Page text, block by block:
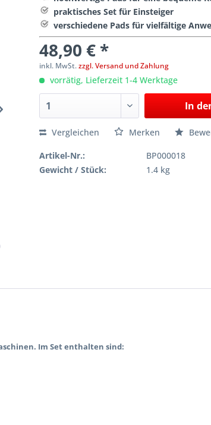
praktisches Set für Einsteiger
verschiedene Pads für vielfältige
48,90 € *
inkl. MwSt.zzgl. Versand und Zahlung
vorrätig, Lieferzeit 1-4 Werktage
In
Vergleichen Merken
Artikel-Nr.:
BP000018
Gewicht / Stück:
1.4 kg
Im Set enthalten sind: